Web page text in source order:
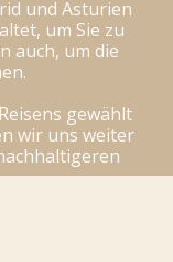
INITIATIVEN
INITIATIVEN
und Asturien
um Sie zu
auch, um die
gewählt
wir uns weiter